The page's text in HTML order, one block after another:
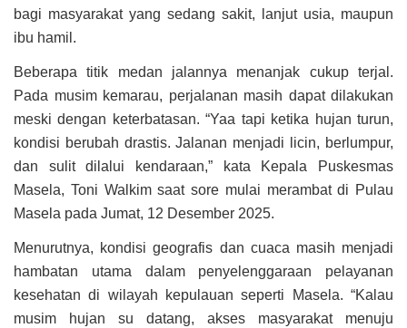
bagi masyarakat yang sedang sakit, lanjut usia, maupun
ibu hamil.
Beberapa titik medan jalannya menanjak cukup terjal.
Pada musim kemarau, perjalanan masih dapat dilakukan
meski dengan keterbatasan. “Yaa tapi ketika hujan turun,
kondisi berubah drastis. Jalanan menjadi licin, berlumpur,
dan sulit dilalui kendaraan,” kata Kepala Puskesmas
Masela, Toni Walkim saat sore mulai merambat di Pulau
Masela pada Jumat, 12 Desember 2025.
Menurutnya, kondisi geografis dan cuaca masih menjadi
hambatan utama dalam penyelenggaraan pelayanan
kesehatan di wilayah kepulauan seperti Masela. “Kalau
musim hujan su datang, akses masyarakat menuju